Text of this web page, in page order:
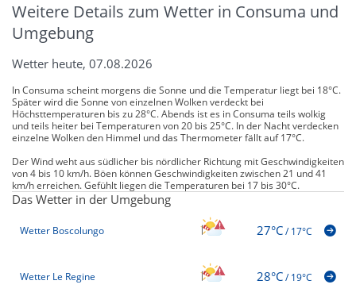
Weitere Details zum Wetter in Consuma und
Umgebung
Wetter heute, 07.08.2026
In Consuma scheint morgens die Sonne und die Temperatur liegt bei 18°C.
Später wird die Sonne von einzelnen Wolken verdeckt bei
Höchsttemperaturen bis zu 28°C. Abends ist es in Consuma teils wolkig
und teils heiter bei Temperaturen von 20 bis 25°C. In der Nacht verdecken
einzelne Wolken den Himmel und das Thermometer fällt auf 17°C.
Der Wind weht aus südlicher bis nördlicher Richtung mit Geschwindigkeiten
von 4 bis 10 km/h. Böen können Geschwindigkeiten zwischen 21 und 41
km/h erreichen. Gefühlt liegen die Temperaturen bei 17 bis 30°C.
Das Wetter in der Umgebung
Wetter Boscolungo 27°C/17°C
Wetter Le Regine 28°C/19°C